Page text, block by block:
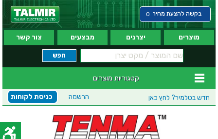
בקשה להצעת מחיר 0
מוצרים יצרנים מבצעים צור קשר
קטגוריות מוצרים
חדש בטלמיר? לחץ כאן כניסת לקוחות הרשמה